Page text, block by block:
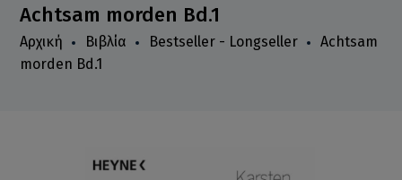
Achtsam morden Bd.1
Αρχική Βιβλία Bestseller - Longseller
Achtsam
morden Bd.1